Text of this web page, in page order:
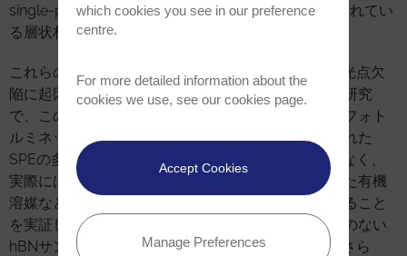
single-photon emitter) を特徴とする、熱心に研究されてい
る層状材料です。
これらのSPEはこれまで、hBN結晶格子における発光点欠
陥に起因するとされてきましたが、著者らは今回の研究
で、この帰属に疑問を呈しました。hBNサンプルのフォト
ルミネッセンス活性を研究することにより、観察された
SPEの多くがhBNによってホストされているのではなく、
実際にはhBNおよびその基板の間の界面に捕捉された有機
溶媒などの有機処理残留物から生じる蛍光分子であること
を実証しました。これを裏付けるように、有機汚染のない
hBNサンプルにはSPEが含まれていませんでした。さら
which cookies you see in our preference
centre.
For more detailed information about the
cookies we use, see our cookies page.
Accept Cookies
Manage Preferences